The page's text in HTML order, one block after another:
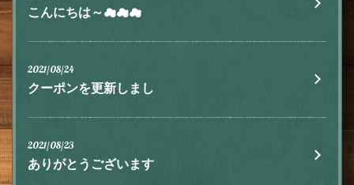
こんにちは～☁☁☁
2021/08/24
クーポンを更新しまし
2021/08/23
ありがとうございます